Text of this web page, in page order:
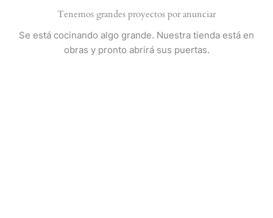
Tenemos grandes proyectos por anunciar
Se está cocinando algo grande. Nuestra tienda está en
obras y pronto abrirá sus puertas.